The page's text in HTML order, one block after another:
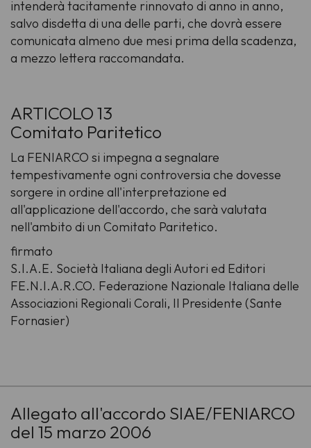
intenderà tacitamente rinnovato di anno in anno,
salvo disdetta di una delle parti, che dovrà essere
comunicata almeno due mesi prima della scadenza,
a mezzo lettera raccomandata.
ARTICOLO 13
Comitato Paritetico
La FENIARCO si impegna a segnalare
tempestivamente ogni controversia che dovesse
sorgere in ordine all'interpretazione ed
all'applicazione dell'accordo, che sarà valutata
nell'ambito di un Comitato Paritetico.
firmato
S.I.A.E. Società Italiana degli Autori ed Editori
FE.N.I.A.R.CO. Federazione Nazionale Italiana delle
Associazioni Regionali Corali, Il Presidente (Sante
Fornasier)
Allegato all'accordo SIAE/FENIARCO
del 15 marzo 2006